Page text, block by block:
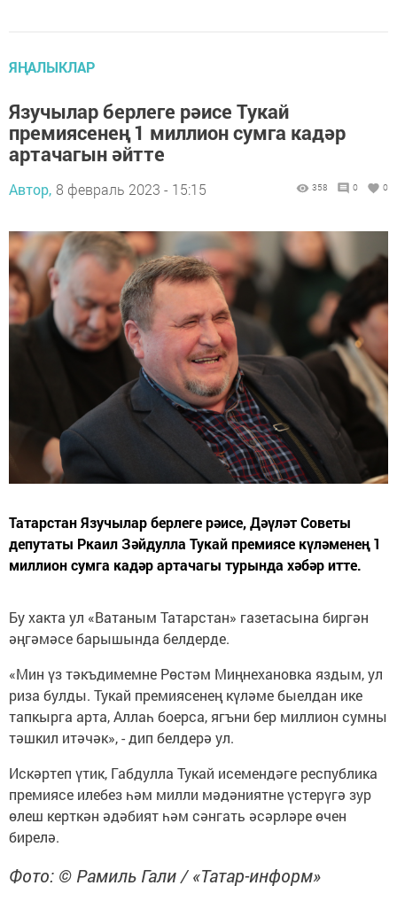
ЯҢАЛЫКЛАР
Язучылар берлеге рәисе Тукай
премиясенең 1 миллион сумга кадәр
артачагын әйтте
Автор, 8 февраль 2023 - 15:15 358 0 0
Татарстан Язучылар берлеге рәисе, Дәүләт Советы
депутаты Ркаил Зәйдулла Тукай премиясе күләменең 1
миллион сумга кадәр артачагы турында хәбәр итте.
Бу хакта ул «Ватаным Татарстан» газетасына биргән
әңгәмәсе барышында белдерде.
«Мин үз тәкъдимемне Рөстәм Миңнехановка яздым, ул
риза булды. Тукай премиясенең күләме быелдан ике
тапкырга арта, Аллаһ боерса, ягъни бер миллион сумны
тәшкил итәчәк», - дип белдерә ул.
Искәртеп үтик, Габдулла Тукай исемендәге республика
премиясе илебез һәм милли мәдәниятне үстерүгә зур
өлеш керткән әдәбият һәм сәнгать әсәрләре өчен
бирелә.
Фото: © Рамиль Гали / «Татар-информ»